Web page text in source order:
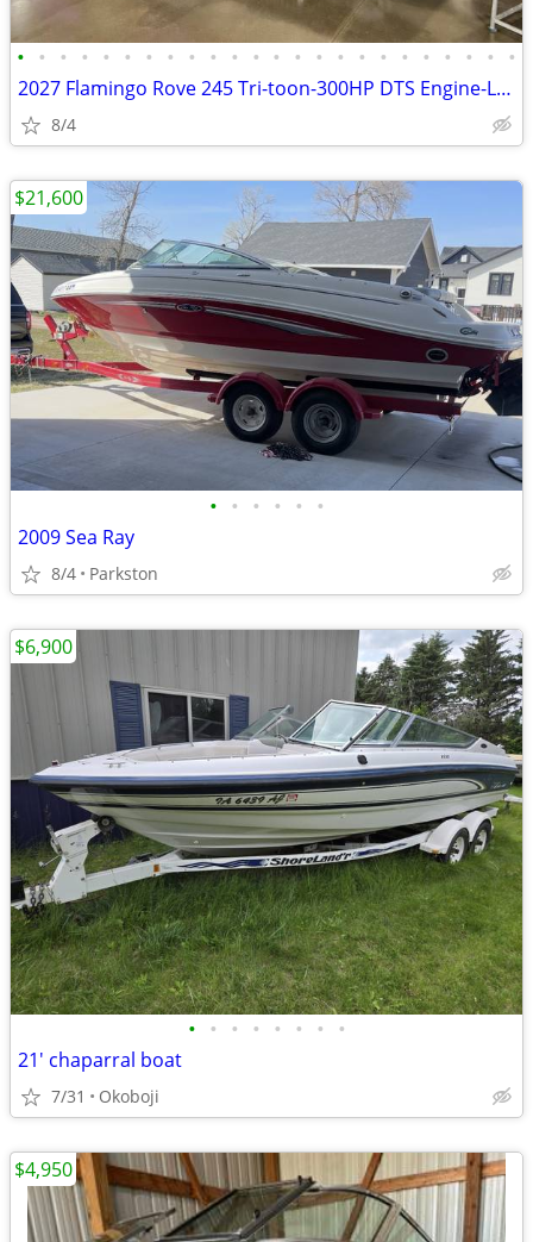
• • • • • • • • • • • • • • • • • • • • • • • •
2027 Flamingo Rove 245 Tri-toon-300HP DTS Engine-Loaded!
8/4
• • • • • •
2009 Sea Ray
8/4 Parkston
$21,600
• • • • • • • •
21' chaparral boat
7/31 Okoboji
$6,900
$4,950